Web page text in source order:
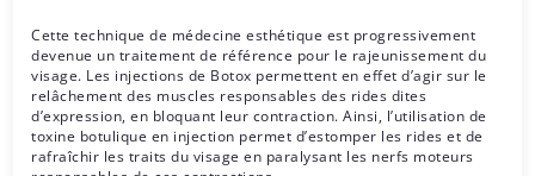
Cette technique de médecine esthétique est progressivement
devenue un traitement de référence pour le rajeunissement du
visage. Les injections de Botox permettent en effet d’agir sur le
relâchement des muscles responsables des rides dites
d’expression, en bloquant leur contraction. Ainsi, l’utilisation de
toxine botulique en injection permet d’estomper les rides et de
rafraîchir les traits du visage en paralysant les nerfs moteurs